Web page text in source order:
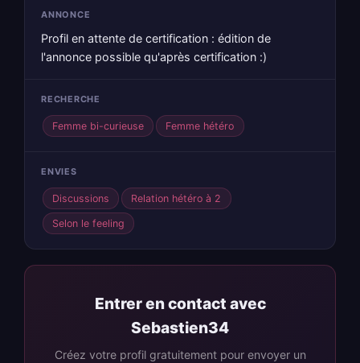
ANNONCE
Profil en attente de certification : édition de
l'annonce possible qu'après certification :)
RECHERCHE
Femme bi-curieuse Femme hétéro
ENVIES
Discussions Relation hétéro à 2
Selon le feeling
Entrer en contact avec
Sebastien34
Créez votre profil gratuitement pour envoyer un